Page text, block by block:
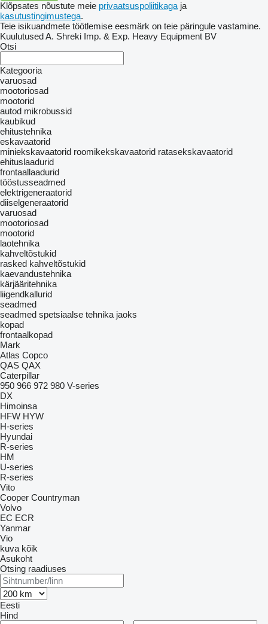
Klõpsates nõustute meie privaatsuspoliitikaga ja
kasutustingimustega.
Teie isikuandmete töötlemise eesmärk on teie päringule vastamine.
Kuulutused A. Shreki Imp. & Exp. Heavy Equipment BV
Otsi
Kategooria
varuosad
mootoriosad
mootorid
autod mikrobussid
kaubikud
ehitustehnika
eskavaatorid
miniekskavaatorid roomikekskavaatorid ratasekskavaatorid
ehituslaadurid
frontaallaadurid
tööstusseadmed
elektrigeneraatorid
diiselgeneraatorid
varuosad
mootoriosad
mootorid
laotehnika
kahveltõstukid
rasked kahveltõstukid
kaevandustehnika
kärjääritehnika
liigendkallurid
seadmed
seadmed spetsiaalse tehnika jaoks
kopad
frontaalkopad
Mark
Atlas Copco
QAS QAX
Caterpillar
950 966 972 980 V-series
DX
Himoinsa
HFW HYW
H-series
Hyundai
R-series
HM
U-series
R-series
Vito
Cooper Countryman
Volvo
EC ECR
Yanmar
Vio
kuva kõik
Asukoht
Otsing raadiuses
Eesti
Hind